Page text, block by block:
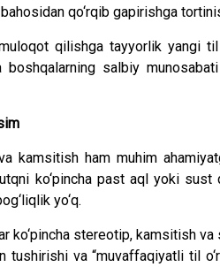
qo‘rqib gapirishga
qilishga tayyorlik yangi
boshqalarning salbiy
kamsitish ham muhim
ko‘pincha past aql yoki
yo‘q.
ko‘pincha stereotip, kamsitish
tushirishi va “muvaffaqiyatli til